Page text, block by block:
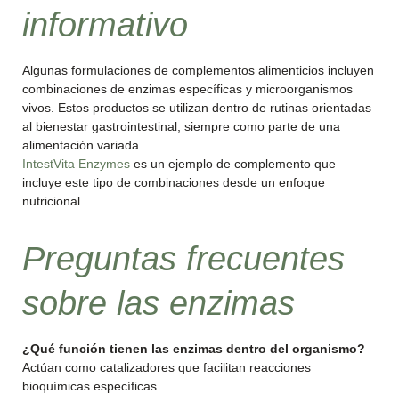
informativo
Algunas formulaciones de complementos alimenticios incluyen
combinaciones de enzimas específicas y microorganismos
vivos. Estos productos se utilizan dentro de rutinas orientadas
al bienestar gastrointestinal, siempre como parte de una
alimentación variada.
IntestVita Enzymes es un ejemplo de complemento que
incluye este tipo de combinaciones desde un enfoque
nutricional.
Preguntas frecuentes
sobre las enzimas
¿Qué función tienen las enzimas dentro del organismo?
Actúan como catalizadores que facilitan reacciones
bioquímicas específicas.